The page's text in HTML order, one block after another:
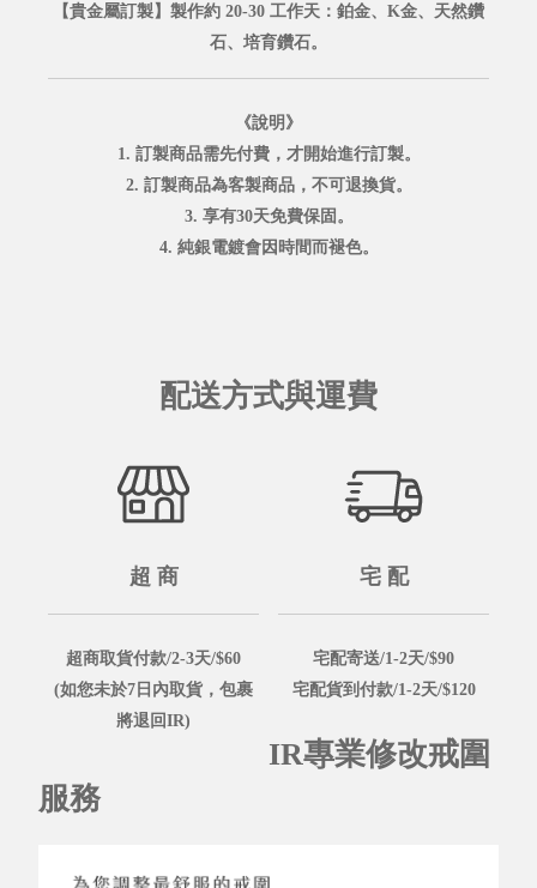
【貴金屬訂製】製作約 20-30 工作天：鉑金、K金、天然鑽
石、培育鑽石。
《說明》
1. 訂製商品需先付費，才開始進行訂製。
2. 訂製商品為客製商品，不可退換貨。
3. 享有30天免費保固。
4. 純銀電鍍會因時間而褪色。
配送方式與運費
超 商
超商取貨付款/2-3天/$60
(如您未於7日內取貨，包裹
將退回IR)
宅 配
宅配寄送/1-2天/$90
宅配貨到付款/1-2天/$120
IR專業修改戒圍
服務